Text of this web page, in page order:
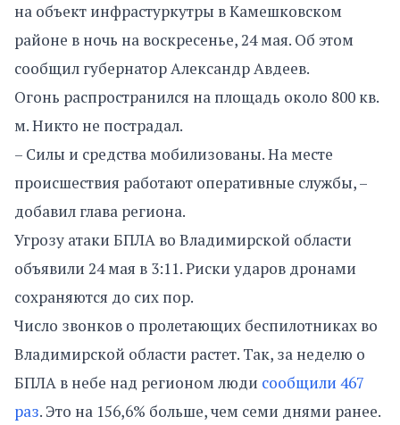
на объект инфрастуркутры в Камешковском
районе в ночь на воскресенье, 24 мая. Об этом
сообщил губернатор Александр Авдеев.
Огонь распространился на площадь около 800 кв.
м. Никто не пострадал.
– Силы и средства мобилизованы. На месте
происшествия работают оперативные службы, –
добавил глава региона.
Угрозу атаки БПЛА во Владимирской области
объявили 24 мая в 3:11. Риски ударов дронами
сохраняются до сих пор.
Число звонков о пролетающих беспилотниках во
Владимирской области растет. Так, за неделю о
БПЛА в небе над регионом люди сообщили 467
раз. Это на 156,6% больше, чем семи днями ранее.